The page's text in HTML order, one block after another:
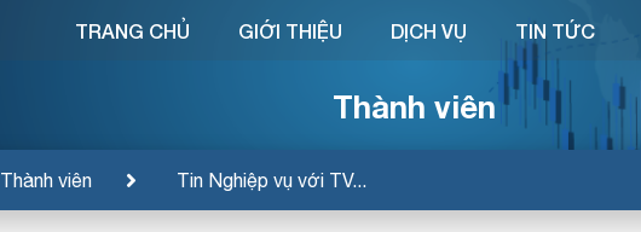
Thành viên
Thành viên Tin Nghiệp vụ với TV...
TRANG CHỦ GIỚI THIỆU DỊCH VỤ TIN TỨC